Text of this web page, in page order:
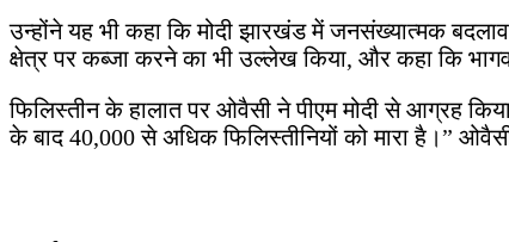
उन्होंने यह भी कहा कि मोदी झारखंड में जनसंख्यात्मक
क्षेत्र पर कब्जा करने का भी उल्लेख किया, और कहा कि
फिलिस्तीन के हालात पर ओवैसी ने पीएम मोदी से आग्रह
के बाद 40,000 से अधिक फिलिस्तीनियों को मारा है।”